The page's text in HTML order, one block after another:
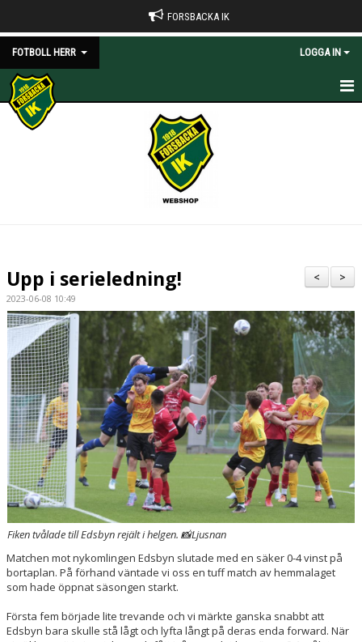
FORSBACKA IK
FOTBOLL HERR LOGGA IN
HEM
KONTAKT
>
<
Upp i serieledning!
2023-06-08 10:49
Fiken tvålade till Edsbyn rejält i helgen. 📸Ljusnan
Matchen mot nykomlingen Edsbyn slutade med en säker 0-4 vinst på
bortaplan. På förhand väntade vi oss en tuff match av hemmalaget
som hade öppnat säsongen starkt.
Första fem började lite trevande och vi märkte ganska snabbt att
Edsbyn bara skulle stå lågt och lyfta långt på deras enda forward. När